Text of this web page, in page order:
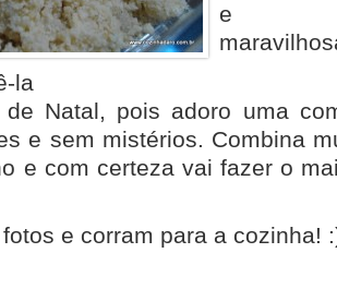
e
la
Natal, pois adoro uma
e sem mistérios. Combina
e com certeza vai fazer o
e corram para a cozinha!